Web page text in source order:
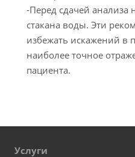
-Перед сдачей
стакана воды. Эти
избежать искажений в
наиболее точное
пациента.
Услуги